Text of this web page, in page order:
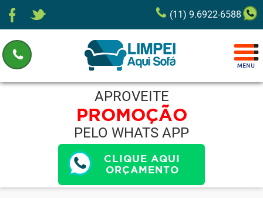
(11) 9.6922-6588
APROVEITE
PROMOÇÃO
PELO WHATS APP
CLIQUE AQUI
ORÇAMENTO